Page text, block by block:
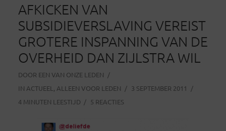
AFKICKEN VAN
SUBSIDIEVERSLAVING VEREIST
GROTERE INSPANNING VAN DE
OVERHEID DAN ZIJLSTRA WIL
DOOR EEN VAN ONZE LEDEN
IN ACTUEEL , ALLEEN VOOR LEDEN
3 SEPTEMBER 2011
4 MINUTEN LEESTIJD
5 REACTIES